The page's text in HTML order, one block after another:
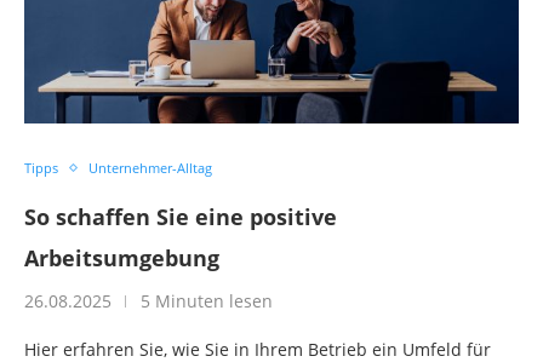
Tipps Unternehmer-Alltag
So schaffen Sie eine positive
Arbeitsumgebung
26.08.2025 5 Minuten lesen
Hier erfahren Sie, wie Sie in Ihrem Betrieb ein Umfeld für